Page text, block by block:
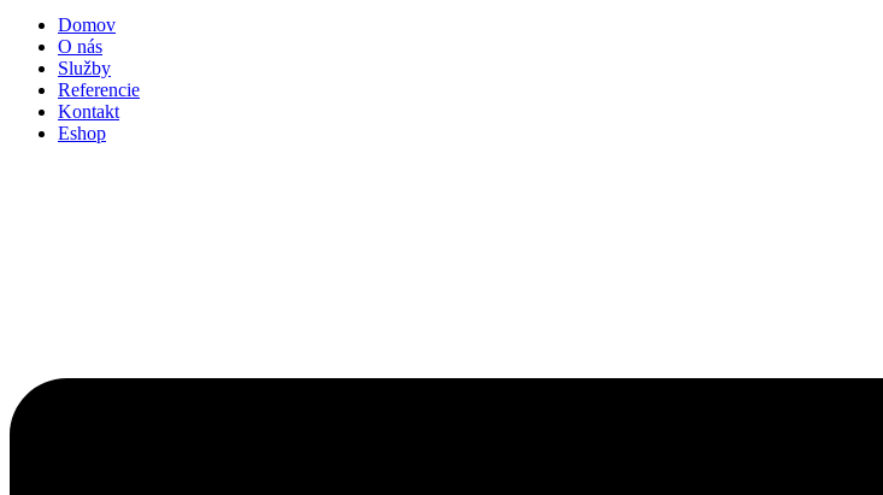
Domov
O nás
Služby
Referencie
Kontakt
Eshop